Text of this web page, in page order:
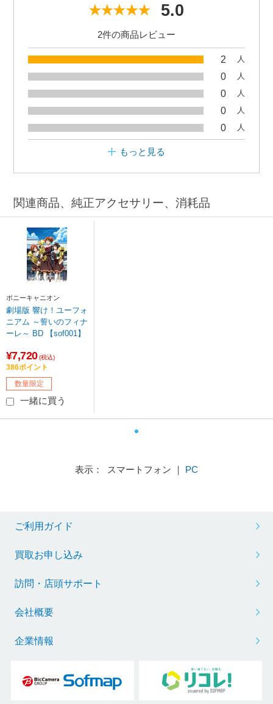
5.0
2件の商品レビュー
2 人
0 人
0 人
0 人
0 人
もっと見る
関連商品、純正アクセサリー、消耗品
ポニーキャニオン
劇場版 響け！ユーフォ
ニアム ～誓いのフィナ
ーレ～ BD 【sof001】
¥7,720 (税込)
386ポイント
数量限定
一緒に買う
表示： スマートフォン ｜ PC
ご利用ガイド
買取お申し込み
訪問・店頭サポート
会社概要
企業情報